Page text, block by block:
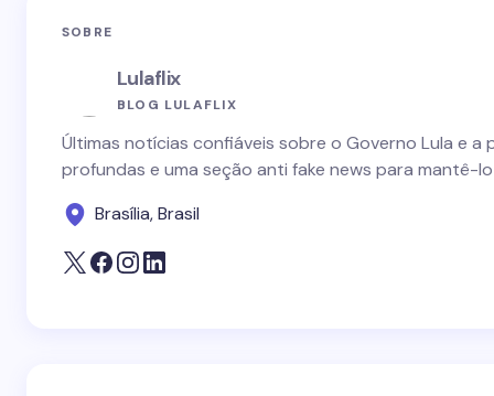
SOBRE
Lulaflix
BLOG LULAFLIX
Últimas notícias confiáveis sobre o Governo Lula e
profundas e uma seção anti fake news para mantê-
Brasília, Brasil